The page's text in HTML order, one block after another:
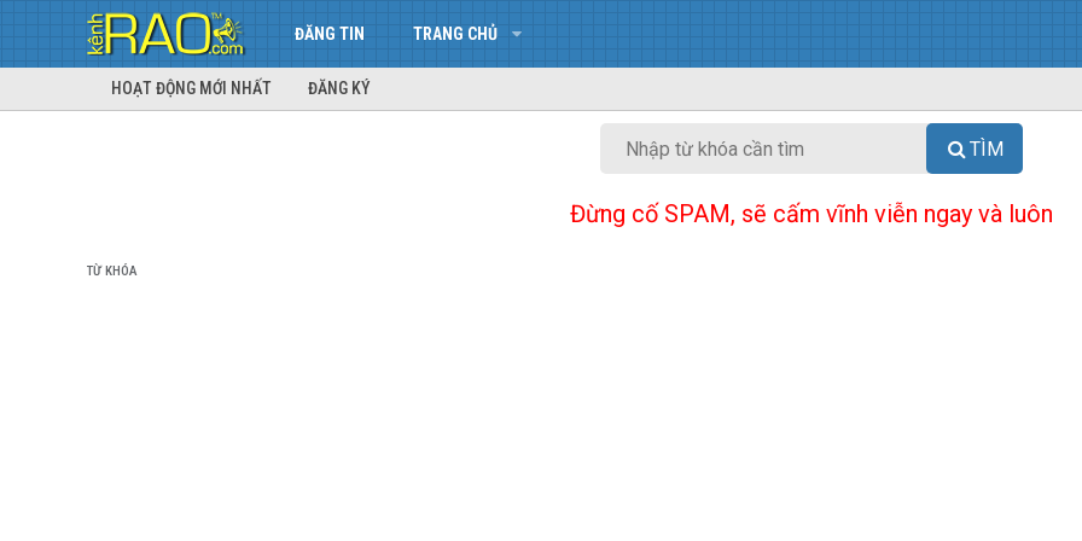
ĐĂNG TIN TRANG CHỦ
HOẠT ĐỘNG MỚI NHẤT ĐĂNG KÝ
TÌM
Đừng cố SPAM, sẽ cấm vĩnh viễn ngay và luôn
TỪ KHÓA